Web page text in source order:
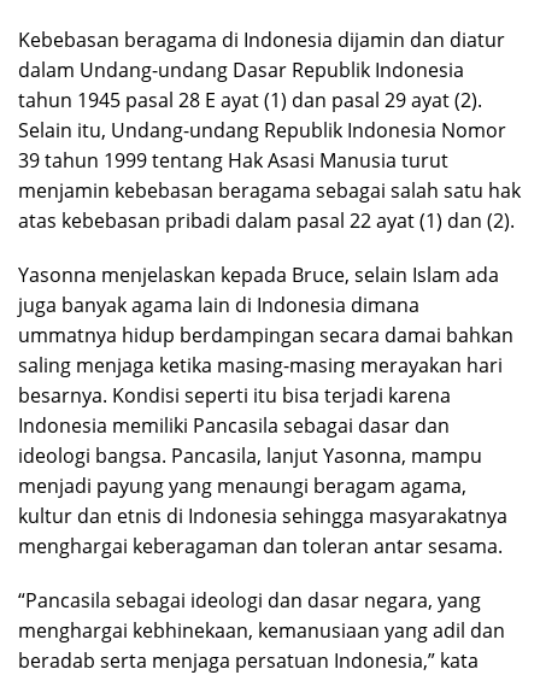
Kebebasan beragama di Indonesia dijamin dan diatur
dalam Undang-undang Dasar Republik Indonesia
tahun 1945 pasal 28 E ayat (1) dan pasal 29 ayat (2).
Selain itu, Undang-undang Republik Indonesia Nomor
39 tahun 1999 tentang Hak Asasi Manusia turut
menjamin kebebasan beragama sebagai salah satu hak
atas kebebasan pribadi dalam pasal 22 ayat (1) dan (2).
Yasonna menjelaskan kepada Bruce, selain Islam ada
juga banyak agama lain di Indonesia dimana
ummatnya hidup berdampingan secara damai bahkan
saling menjaga ketika masing-masing merayakan hari
besarnya. Kondisi seperti itu bisa terjadi karena
Indonesia memiliki Pancasila sebagai dasar dan
ideologi bangsa. Pancasila, lanjut Yasonna, mampu
menjadi payung yang menaungi beragam agama,
kultur dan etnis di Indonesia sehingga masyarakatnya
menghargai keberagaman dan toleran antar sesama.
“Pancasila sebagai ideologi dan dasar negara, yang
menghargai kebhinekaan, kemanusiaan yang adil dan
beradab serta menjaga persatuan Indonesia,” kata